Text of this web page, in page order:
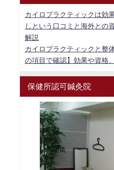
カイロプラクティックは効
しという口コミと海外との
解説
カイロプラクティックと整
の項目で確認】効果や資格
保健所認可鍼灸院